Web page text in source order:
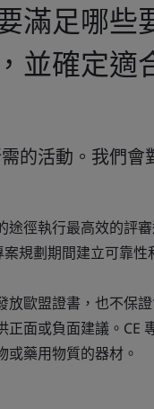
滿足哪些
並確定適
的活動。我們會
途徑執行最高效的評
規劃期間建立可靠性
歐盟證書，也不保
面或負面建議。CE
或藥用物質的器材。